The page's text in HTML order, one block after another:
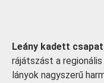
Leány kadett
rájátszást a
lányok nagyszerű